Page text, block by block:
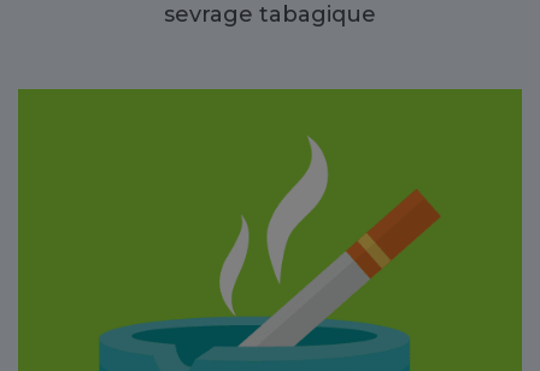
sevrage tabagique